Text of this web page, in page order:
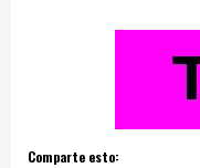
Comparte esto: